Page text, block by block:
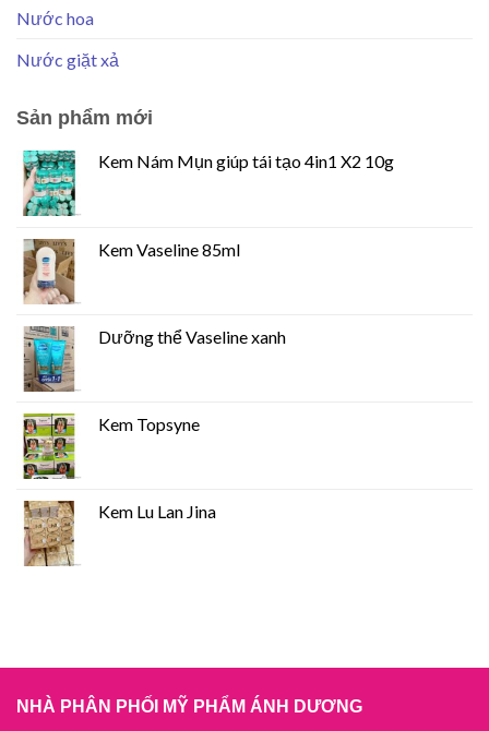
Nước hoa
Nước giặt xả
Sản phẩm mới
Kem Nám Mụn giúp tái tạo 4in1 X2 10g
Kem Vaseline 85ml
Dưỡng thể Vaseline xanh
Kem Topsyne
Kem Lu Lan Jina
NHÀ PHÂN PHỐI MỸ PHẨM ÁNH DƯƠNG